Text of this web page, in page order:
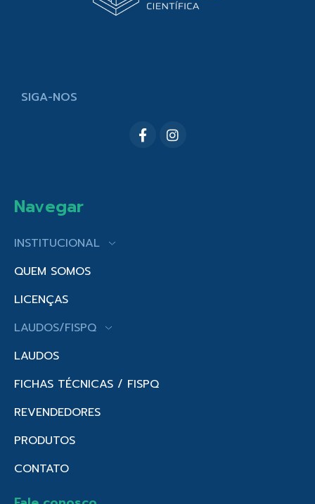
SIGA-NOS
Navegar
INSTITUCIONAL
QUEM SOMOS
LICENÇAS
LAUDOS/FISPQ
LAUDOS
FICHAS TÉCNICAS / FISPQ
REVENDEDORES
PRODUTOS
CONTATO